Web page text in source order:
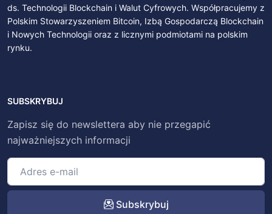
ds. Technologii Blockchain i Walut Cyfrowych. Współpracujemy z
Polskim Stowarzyszeniem Bitcoin, Izbą Gospodarczą Blockchain
i Nowych Technologii oraz z licznymi podmiotami na polskim
rynku.
SUBSKRYBUJ
Zapisz się do newslettera aby nie przegapić
najważniejszych informacji
Subskrybuj